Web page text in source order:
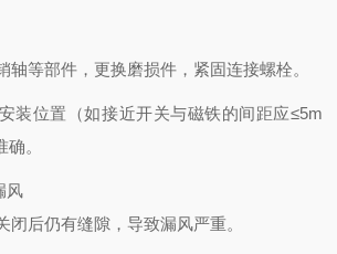
轴等部件，更换磨损件，紧固连接螺栓。
装位置（如接近开关与磁铁的间距应≤5m
。
风
闭后仍有缝隙，导致漏风严重。